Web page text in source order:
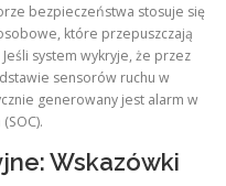
bezpieczeństwa stosuje się
które przepuszczają
system wykryje, że przez
sensorów ruchu w
generowany jest alarm w
Wskazówki